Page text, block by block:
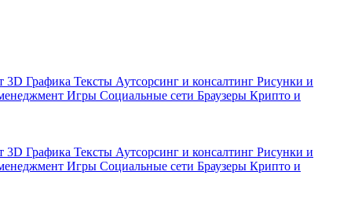
3D Графика Тексты Аутсорсинг и консалтинг Рисунки и
Игры Социальные сети Браузеры Крипто и
3D Графика Тексты Аутсорсинг и консалтинг Рисунки и
Игры Социальные сети Браузеры Крипто и